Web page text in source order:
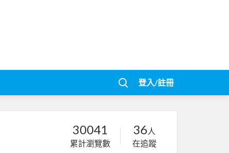
登入/註冊
30041
累計瀏覽數
36 人
在追蹤